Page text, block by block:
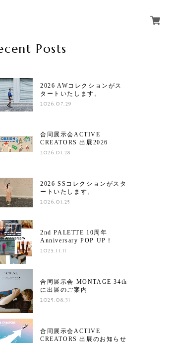
Posts
2026 AWコレクションがス
タートいたします。
2026.07.29
合同展示会ACTIVE
CREATORS 出展2026
2026.01.28
2026 SSコレクションがスタ
ートいたします。
2026.01.25
2nd PALETTE 10周年
Anniversary POP UP！
2025.11.11
合同展示会 MONTAGE 34th
に出展のご案内
2025.08.31
合同展示会ACTIVE
CREATORS 出展のお知らせ